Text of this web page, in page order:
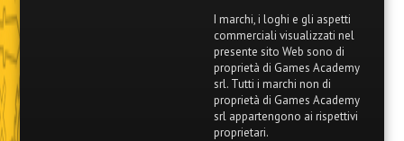
I marchi, i loghi e gli aspetti
commerciali visualizzati nel
presente sito Web sono di
proprietà di Games Academy
srl. Tutti i marchi non di
proprietà di Games Academy
srl appartengono ai rispettivi
proprietari.